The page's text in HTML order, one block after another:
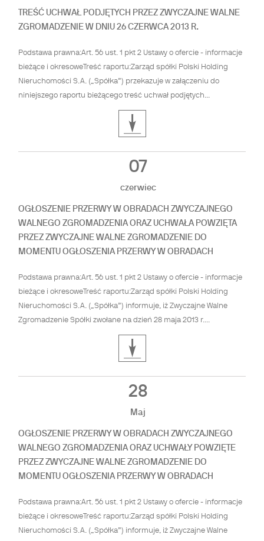
TREŚĆ UCHWAŁ PODJĘTYCH PRZEZ ZWYCZAJNE WALNE
ZGROMADZENIE W DNIU 26 CZERWCA 2013 R.
Podstawa prawna:Art. 56 ust. 1 pkt 2 Ustawy o ofercie - informacje
bieżące i okresoweTreść raportu:Zarząd spółki Polski Holding
Nieruchomości S.A. („Spółka”) przekazuje w załączeniu do
niniejszego raportu bieżącego treść uchwał podjętych...
07
czerwiec
OGŁOSZENIE PRZERWY W OBRADACH ZWYCZAJNEGO
WALNEGO ZGROMADZENIA ORAZ UCHWAŁA POWZIĘTA
PRZEZ ZWYCZAJNE WALNE ZGROMADZENIE DO
MOMENTU OGŁOSZENIA PRZERWY W OBRADACH
Podstawa prawna:Art. 56 ust. 1 pkt 2 Ustawy o ofercie - informacje
bieżące i okresoweTreść raportu:Zarząd spółki Polski Holding
Nieruchomości S.A. („Spółka”) informuje, iż Zwyczajne Walne
Zgromadzenie Spółki zwołane na dzień 28 maja 2013 r....
28
Maj
OGŁOSZENIE PRZERWY W OBRADACH ZWYCZAJNEGO
WALNEGO ZGROMADZENIA ORAZ UCHWAŁY POWZIĘTE
PRZEZ ZWYCZAJNE WALNE ZGROMADZENIE DO
MOMENTU OGŁOSZENIA PRZERWY W OBRADACH
Podstawa prawna:Art. 56 ust. 1 pkt 2 Ustawy o ofercie - informacje
bieżące i okresoweTreść raportu:Zarząd spółki Polski Holding
Nieruchomości S.A. („Spółka”) informuje, iż Zwyczajne Walne